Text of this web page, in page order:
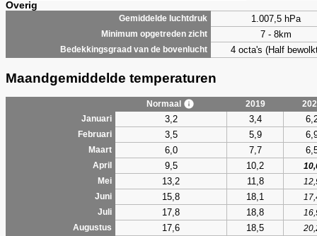
Overig
Gemiddelde luchtdruk 1.007,5 hPa
Minimum opgetreden zicht 7 - 8km
Bedekkingsgraad van de bovenlucht 4 octa's (Half
Maandgemiddelde temperaturen
Normaal 2019
Januari
3,2 3,4
Februari 3,5 5,9
Maart 6,0 7,7
April 9,5 10,2
Mei
13,2 11,8
Juni
15,8 18,1
Juli
17,8 18,8
Augustus
17,6 18,5